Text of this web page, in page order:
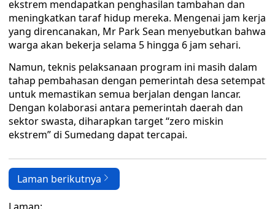
ekstrem mendapatkan penghasilan tambahan dan
meningkatkan taraf hidup mereka. Mengenai jam kerja
yang direncanakan, Mr Park Sean menyebutkan bahwa
warga akan bekerja selama 5 hingga 6 jam sehari.
Namun, teknis pelaksanaan program ini masih dalam
tahap pembahasan dengan pemerintah desa setempat
untuk memastikan semua berjalan dengan lancar.
Dengan kolaborasi antara pemerintah daerah dan
sektor swasta, diharapkan target “zero miskin
ekstrem” di Sumedang dapat tercapai.
Laman berikutnya